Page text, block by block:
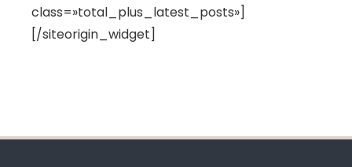
class=»total_plus_latest_posts»]
[/siteorigin_widget]